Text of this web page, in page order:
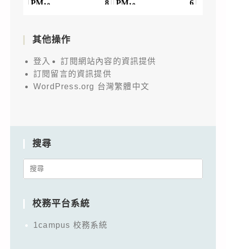
其他操作
登入
訂閱網站內容的資訊提供
訂閱留言的資訊提供
WordPress.org 台灣繁體中文
搜尋
Search
校務平台系統
1campus 校務系統